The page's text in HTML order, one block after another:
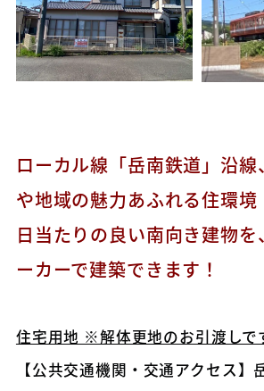
ローカル線「岳南鉄道」沿
や地域の魅力あふれる住環境
日当たりの良い南向き建物を
ーカーで建築できます！
住宅用地 ※解体更地のお引渡しで
【公共交通機関・交通アクセス】